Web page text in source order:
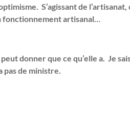
S’agissant de
fonctionnement artisanal…
donner que ce qu’elle a. Je
pas de ministre.